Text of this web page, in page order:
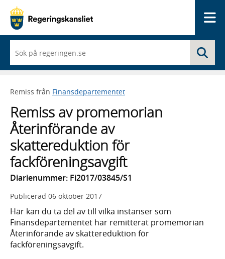
du
börjar
skriva
framträder
lista
med
sökförslag
Remiss från Finansdepartementet
Remiss av promemorian
Återinförande av
skattereduktion för
fackföreningsavgift
Diarienummer: Fi2017/03845/S1
Publicerad 06 oktober 2017
Här kan du ta del av till vilka instanser som
Finansdepartementet har remitterat promemorian
Återinförande av skattereduktion för
fackföreningsavgift.